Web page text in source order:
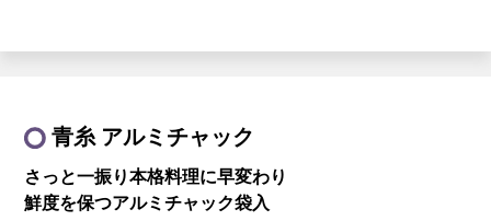
青糸 アルミチャック
さっと一振り本格料理に早変わり
鮮度を保つアルミチャック袋入